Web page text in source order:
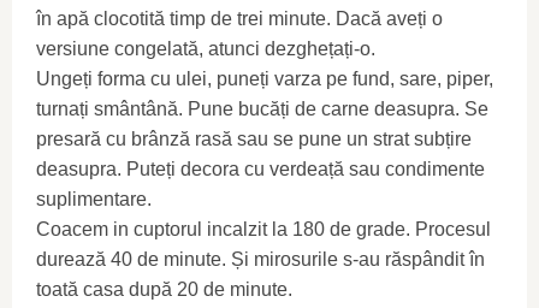
în apă clocotită timp de trei minute. Dacă aveți o
versiune congelată, atunci dezghețați-o.
Ungeți forma cu ulei, puneți varza pe fund, sare, piper,
turnați smântână. Pune bucăți de carne deasupra. Se
presară cu brânză rasă sau se pune un strat subțire
deasupra. Puteți decora cu verdeață sau condimente
suplimentare.
Coacem in cuptorul incalzit la 180 de grade. Procesul
durează 40 de minute. Și mirosurile s-au răspândit în
toată casa după 20 de minute.